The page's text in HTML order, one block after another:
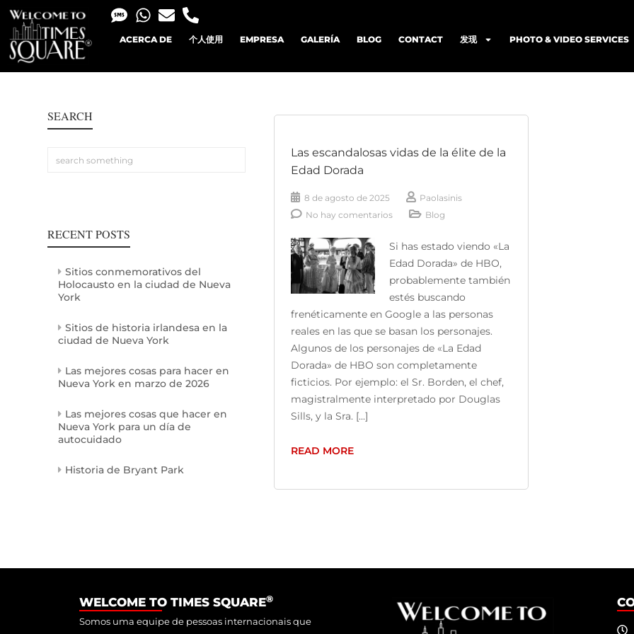
ACERCA DE 个人使用 EMPRESA GALERÍA BLOG CONTACT 发现 PHOTO & VIDEO SERVICES
SEARCH
RECENT POSTS
Sitios conmemorativos del
Holocausto en la ciudad de Nueva
York
Sitios de historia irlandesa en la
ciudad de Nueva York
Las mejores cosas para hacer en
Nueva York en marzo de 2026
Las mejores cosas que hacer en
Nueva York para un día de
autocuidado
Historia de Bryant Park
Las escandalosas vidas de la élite de la
Edad Dorada
8 de agosto de 2025
Paolasinis
No hay comentarios
Blog
Si has estado viendo «La
Edad Dorada» de HBO,
probablemente también
estés buscando
frenéticamente en Google a las personas
reales en las que se basan los personajes.
Algunos de los personajes de «La Edad
Dorada» de HBO son completamente
ficticios. Por ejemplo: el Sr. Borden, el chef,
magistralmente interpretado por Douglas
Sills, y la Sra. [...]
READ MORE
WELCOME TO TIMES SQUARE®
Somos uma equipe de pessoas internacionais que